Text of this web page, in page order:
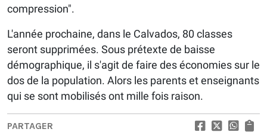
compression".
L'année prochaine, dans le Calvados, 80 classes
seront supprimées. Sous prétexte de baisse
démographique, il s'agit de faire des économies sur le
dos de la population. Alors les parents et enseignants
qui se sont mobilisés ont mille fois raison.
PARTAGER